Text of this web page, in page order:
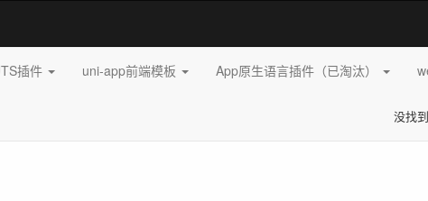
插件 uni-app前端模板 App原生语言插件（已淘汰）
没找